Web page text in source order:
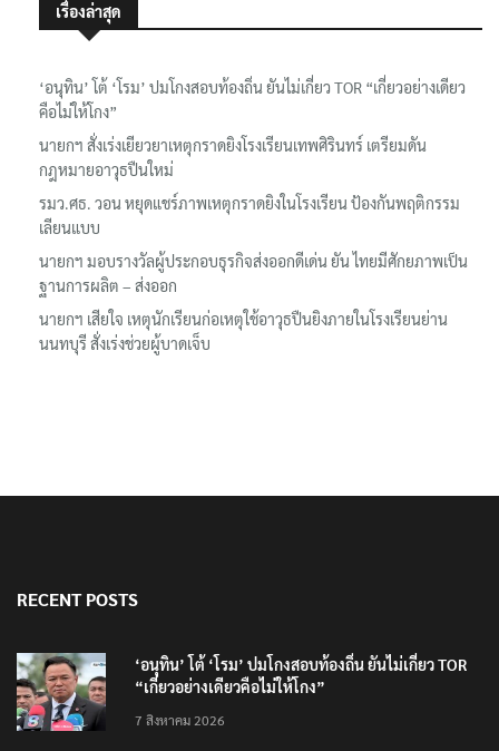
เรื่องล่าสุด
‘อนุทิน’ โต้ ‘โรม’ ปมโกงสอบท้องถิ่น ยันไม่เกี่ยว TOR “เกี่ยวอย่างเดียว
คือไม่ให้โกง”
นายกฯ สั่งเร่งเยียวยาเหตุกราดยิงโรงเรียนเทพศิรินทร์ เตรียมดัน
กฎหมายอาวุธปืนใหม่
รมว.ศธ. วอน หยุดแชร์ภาพเหตุกราดยิงในโรงเรียน ป้องกันพฤติกรรม
เลียนแบบ
นายกฯ มอบรางวัลผู้ประกอบธุรกิจส่งออกดีเด่น ยัน ไทยมีศักยภาพเป็น
ฐานการผลิต – ส่งออก
นายกฯ เสียใจ เหตุนักเรียนก่อเหตุใช้อาวุธปืนยิงภายในโรงเรียนย่าน
นนทบุรี สั่งเร่งช่วยผู้บาดเจ็บ
RECENT POSTS
‘อนุทิน’ โต้ ‘โรม’ ปมโกงสอบท้องถิ่น ยันไม่เกี่ยว TOR
“เกี่ยวอย่างเดียวคือไม่ให้โกง”
7 สิงหาคม 2026